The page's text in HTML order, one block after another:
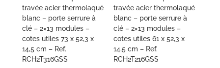
travée acier thermolaqué
blanc – porte serrure à
clé – 2×13 modules –
cotes utiles 73 x 52,3 x
14,5 cm – Ref.
RCH2T316GSS
travée acier thermolaqué
blanc – porte serrure à
clé – 2×13 modules –
cotes utiles 61 x 52,3 x
14,5 cm – Ref.
RCH2T216GSS